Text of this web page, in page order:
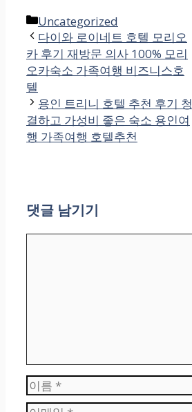
커플, 편안한 휴
식 선호 여행객
카
테
고
리
Uncategorized
다이와 로이네트 호텔 모리오
카 후기 재방문 의사 100% 모리
오카숙소 가족여행 비즈니스호
텔
용인 트리니 호텔 추천 후기 청
결하고 가성비 좋은 숙소 용인여
행 가족여행 호텔추천
댓글 남기기
이
름